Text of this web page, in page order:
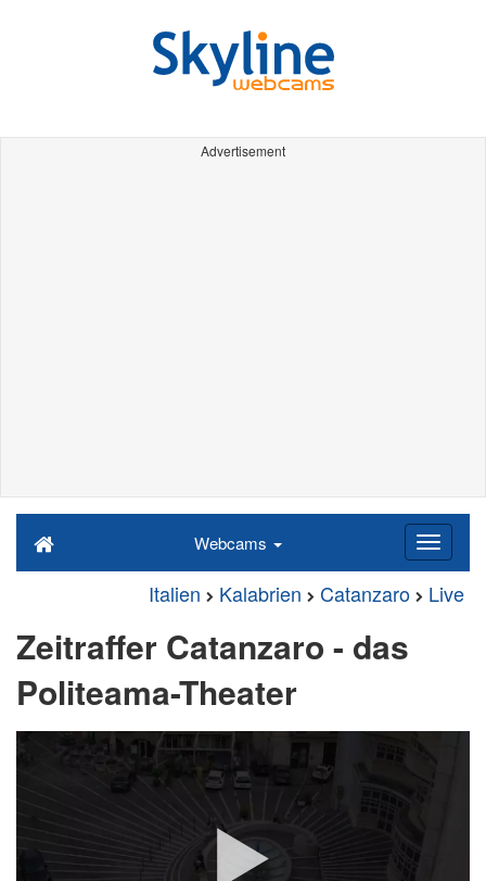
Advertisement
Webcams
Italien Kalabrien Catanzaro Live
Zeitraffer Catanzaro - das
Politeama-Theater